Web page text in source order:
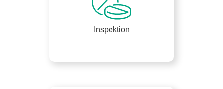
Inspektion